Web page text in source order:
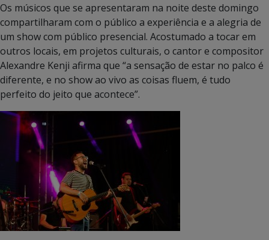
Os músicos que se apresentaram na noite deste domingo
compartilharam com o público a experiência e a alegria de
um show com público presencial. Acostumado a tocar em
outros locais, em projetos culturais, o cantor e compositor
Alexandre Kenji afirma que “a sensação de estar no palco é
diferente, e no show ao vivo as coisas fluem, é tudo
perfeito do jeito que acontece”.